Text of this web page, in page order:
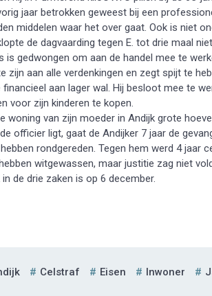
jaar betrokken geweest bij een
middelen waar het over gaat. Ook is niet
de dagvaarding tegen E. tot drie maal
is gedwongen om aan de handel mee te
zijn aan alle verdenkingen en zegt spijt te
aan lager wal. Hij besloot mee te
voor zijn kinderen te kopen.
woning van zijn moeder in Andijk grote
officier ligt, gaat de Andijker 7 jaar de
rondgereden. Tegen hem werd 4 jaar
witgewassen, maar justitie zag niet
de drie zaken is op 6 december.
Celstraf Eisen Inwoner